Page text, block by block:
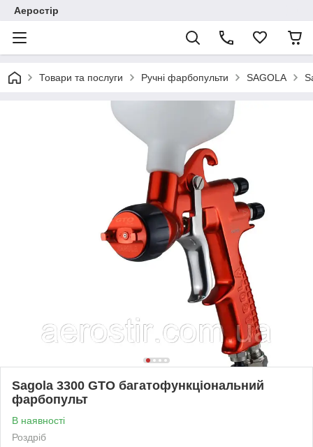
Аеростір
Товари та послуги Ручні фарбопульти SAGOLA
Sagola 3300 GTO багатофункціональний
фарбопульт
В наявності
Роздріб